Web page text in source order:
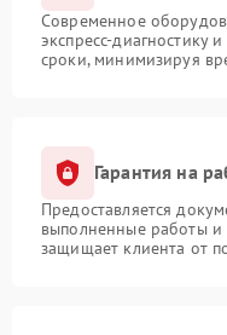
Современное
экспресс-диагностику
сроки, минимизируя
Гарантия на
Предоставляется
выполненные работы и
защищает клиента от